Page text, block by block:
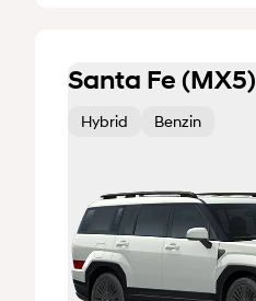
Santa Fe (MX5)
Hybrid Benzin